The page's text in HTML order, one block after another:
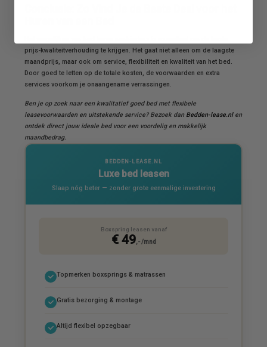
prijs-kwaliteitverhouding te krijgen. Het gaat niet alleen om de laagste
maandprijs, maar ook om service, flexibiliteit en kwaliteit van het bed.
Door goed te letten op de totale kosten, de voorwaarden en extra
services voorkom je onaangename verrassingen.
Ben je op zoek naar een kwalitatief goed bed met flexibele
leasevoorwaarden en uitstekende service? Bezoek dan Bedden-lease.nlen
ontdek direct jouw ideale bed voor een voordelig en makkelijk
maandbedrag.
BEDDEN-LEASE.NL
Luxe bed leasen
Slaap nóg beter — zonder grote eenmalige investering
Boxspring leasen vanaf
€ 49,- /mnd
Topmerken boxsprings & matrassen
Gratis bezorging & montage
Altijd flexibel opzegbaar